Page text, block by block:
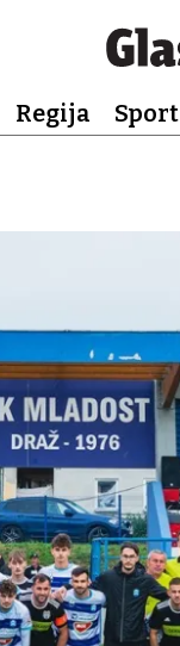
Regija Sport